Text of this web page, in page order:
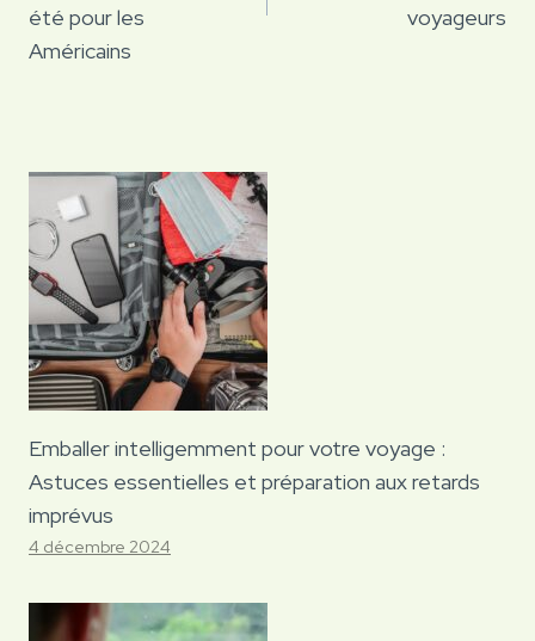
été pour les
Américains
voyageurs
Emballer intelligemment pour votre voyage :
Astuces essentielles et préparation aux retards
imprévus
4 décembre 2024